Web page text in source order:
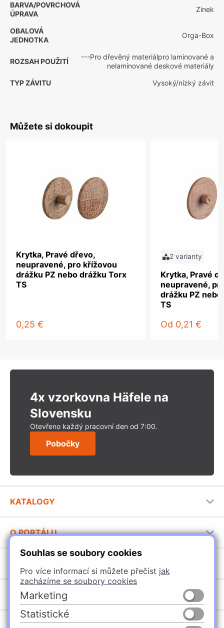
Souhlas se soubory cookies
Pro více informací si můžete přečíst jak
zacházíme se soubory cookies
Marketing
Statistické
BARVA/POVRCHOVÁ
ÚPRAVA
Zinek
OBALOVÁ
JEDNOTKA
Orga-Box
ROZSAH POUŽITÍ
---Pro dřevěný materiálpro laminované a
nelaminované deskové materiály
TYP ZÁVITU
Vysoký/nízký závit
Můžete si dokoupit
Krytka, Pravé dřevo,
neupravené, pro křížovou
drážku PZ nebo drážku Torx
TS
0,25 €
2 varianty
Krytka, Pravé
neupravené,
drážku PZ
TS
Od 0,21 €
4x vzorkovna Häfele na
Slovensku
Otevřeno každý pracovní den od 7:00.
Pobočky
KATALOGY
Stavební katalog Häfele
Brožury Häfele
O PORTÁLU
Provozovatel portálu
Jak používat portál
Úchytky
Nábytkové kování
Vybavení kuchyní
POBOČKY
Špačince